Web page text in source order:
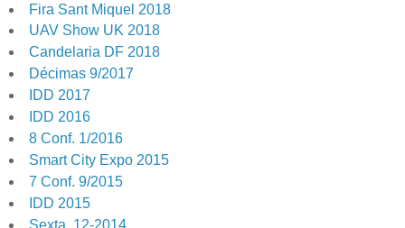
Fira Sant Miquel 2018
UAV Show UK 2018
Candelaria DF 2018
Décimas 9/2017
IDD 2017
IDD 2016
8 Conf. 1/2016
Smart City Expo 2015
7 Conf. 9/2015
IDD 2015
Sexta, 12-2014